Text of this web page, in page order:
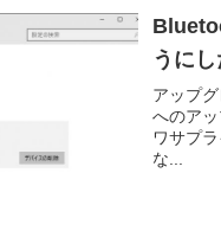
うにし
アップ
へのア
ワサプ
な...